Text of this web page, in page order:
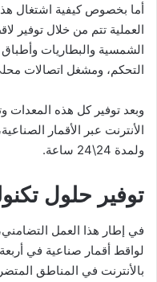
أما بخصوص كيفية اشتغال
العملية تتم من خلال توفير
الشمسية والبطاريات وأطباق
التحكم، ومشغل اتصالات
وبعد توفير كل هذه المعدات
الأنترنت عبر الأقمار
ولمدة 24\24 ساعة.
توفير حلول
في إطار هذا العمل
لواقط أقمار صناعية في
بالأنترنت في المناطق